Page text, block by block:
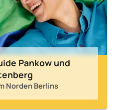
Pankow und
Norden Berlins